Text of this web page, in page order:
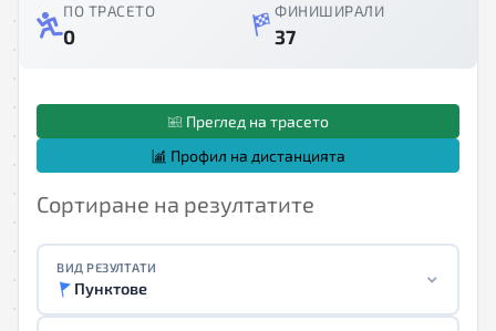
ПО ТРАСЕТО
0
ФИНИШИРАЛИ
37
Преглед на трасето
Профил на дистанцията
Сортиране на резултатите
ВИД РЕЗУЛТАТИ
Пунктове